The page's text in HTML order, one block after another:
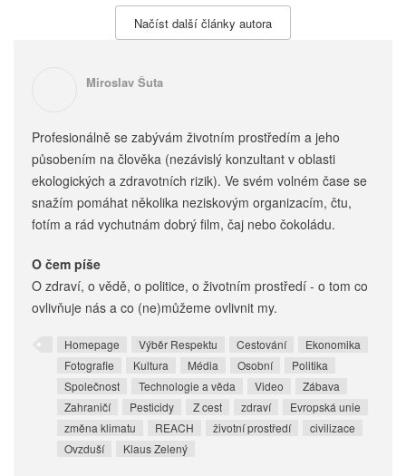
Načíst další články autora
Miroslav Šuta
Profesionálně se zabývám životním prostředím a jeho
působením na člověka (nezávislý konzultant v oblasti
ekologických a zdravotních rizik). Ve svém volném čase se
snažím pomáhat několika neziskovým organizacím, čtu,
fotím a rád vychutnám dobrý film, čaj nebo čokoládu.
O čem píše
O zdraví, o vědě, o politice, o životním prostředí - o tom co
ovlivňuje nás a co (ne)můžeme ovlivnit my.
Homepage Výběr Respektu Cestování
Ekonomika
Fotografie
Kultura Média Osobní
Politika
Společnost
Technologie a věda Video
Zábava
Zahraničí
Pesticidy Z cest zdraví
Evropská unie
změna klimatu
REACH životní prostředí
civilizace
Ovzduší
Klaus Zelený